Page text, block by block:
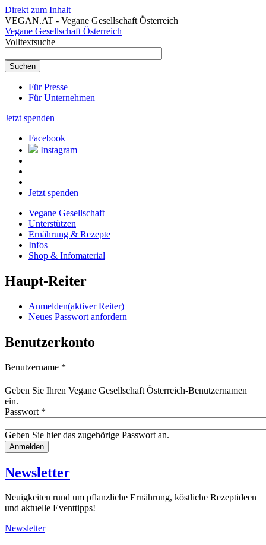
Direkt zum Inhalt
VEGAN.AT - Vegane Gesellschaft Österreich
Vegane Gesellschaft Österreich
Volltextsuche
Für Presse
Für Unternehmen
Jetzt spenden
Facebook
Instagram
Jetzt spenden
Vegane Gesellschaft
Unterstützen
Ernährung & Rezepte
Infos
Shop & Infomaterial
Haupt-Reiter
Anmelden(aktiver Reiter)
Neues Passwort anfordern
Benutzerkonto
Benutzername *
Geben Sie Ihren Vegane Gesellschaft Österreich-Benutzernamen
ein.
Passwort *
Geben Sie hier das zugehörige Passwort an.
Website
URL
Newsletter
Neuigkeiten rund um pflanzliche Ernährung, köstliche Rezeptideen
und aktuelle Eventtipps!
Newsletter